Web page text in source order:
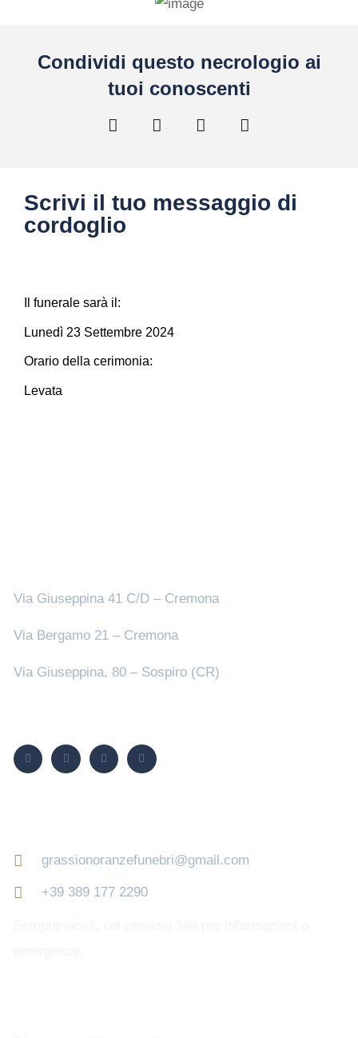
Condividi questo necrologio ai
tuoi conoscenti
Scrivi il tuo messaggio di
cordoglio
Il funerale sarà il:
Lunedì 23 Settembre 2024
Orario della cerimonia:
Levata
Via Giuseppina 41 C/D – Cremona
Via Bergamo 21 – Cremona
Via Giuseppina, 80 – Sospiro (CR)
grassionoranzefunebri@gmail.com
+39 389 177 2290